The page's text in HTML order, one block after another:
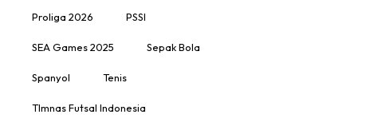
Proliga 2026 PSSI
SEA Games 2025 Sepak Bola
Spanyol Tenis
TImnas Futsal Indonesia